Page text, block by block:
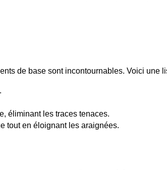
de base sont incontournables. Voici une
éliminant les traces tenaces.
tout en éloignant les araignées.